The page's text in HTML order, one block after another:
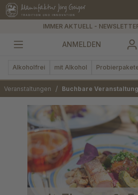
springen
IMMER AKTUELL -
ANMELDEN
Alkoholfrei mit Alkohol
Veranstaltungen / Buchbare
Bildergalerie überspringen